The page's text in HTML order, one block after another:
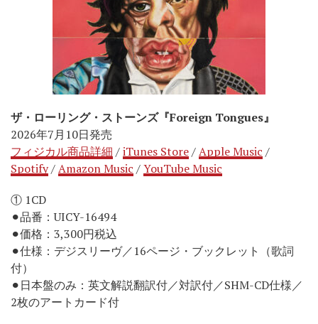
ザ・ローリング・ストーンズ『Foreign Tongues』
2026年7月10日発売
フィジカル商品詳細 /iTunes Store/Apple Music /
Spotify/Amazon Music /YouTube Music
① 1CD
⚫︎品番：UICY-16494
⚫︎価格：3,300円税込
⚫︎仕様：デジスリーヴ／16ページ・ブックレット（歌詞
付）
⚫︎日本盤のみ：英文解説翻訳付／対訳付／SHM-CD仕様／
2枚のアートカード付